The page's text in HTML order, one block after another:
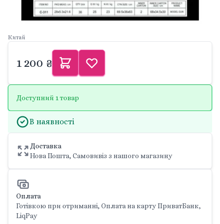
Китай
1 200 ₴
Доступний 1 товар
В наявності
Доставка
Нова Пошта, Самовивіз з нашого магазину
Оплата
Готівкою при отриманні, Оплата на карту ПриватБанк,
LiqPay